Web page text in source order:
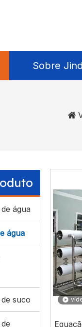
Sobre
água
água
suco